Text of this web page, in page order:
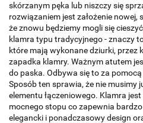
skórzanym pęka lub niszczy się
rozwiązaniem jest założenie nowej,
że znowu będziemy mogli się
klamra typu tradycyjnego - znaczy
które mają wykonane dziurki, przez
zapadka klamry. Ważnym atutem
do paska. Odbywa się to za
Sposób ten sprawia, że nie musimy
elementu łączeniowego. Klamra
mocnego stopu co zapewnia
elegancki i ponadczasowy design